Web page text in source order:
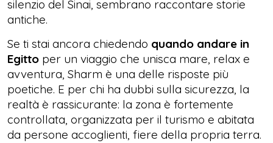
silenzio del Sinai, sembrano raccontare storie
antiche.
Se ti stai ancora chiedendo quando andare in
Egitto per un viaggio che unisca mare, relax e
avventura, Sharm è una delle risposte più
poetiche. E per chi ha dubbi sulla sicurezza, la
realtà è rassicurante: la zona è fortemente
controllata, organizzata per il turismo e abitata
da persone accoglienti, fiere della propria terra.